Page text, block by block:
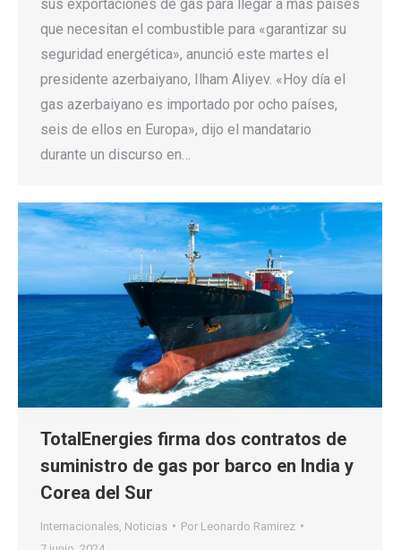
sus exportaciones de gas para llegar a más países
que necesitan el combustible para «garantizar su
seguridad energética», anunció este martes el
presidente azerbaiyano, Ilham Aliyev. «Hoy día el
gas azerbaiyano es importado por ocho países,
seis de ellos en Europa», dijo el mandatario
durante un discurso en…
TotalEnergies firma dos contratos de
suministro de gas por barco en India y
Corea del Sur
Internacionales Noticias Por Leonardo Ramirez